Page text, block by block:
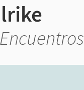
Encuentros